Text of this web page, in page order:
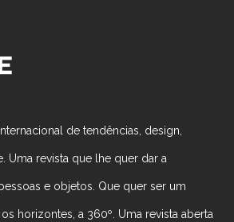
de tendências, design,
Uma revista que lhe quer dar a
e objetos. Que quer ser um
horizontes, a 360º. Uma revista aberta